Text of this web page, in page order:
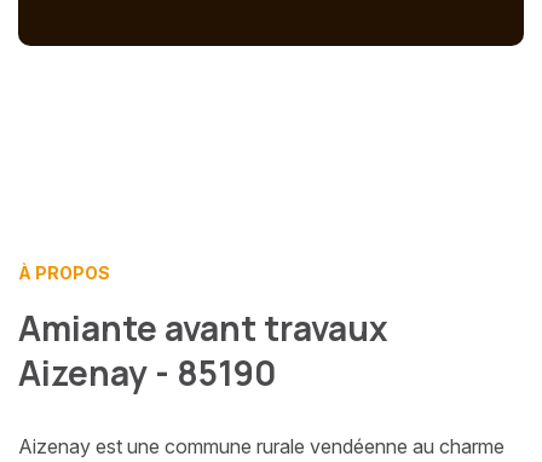
À PROPOS
Amiante avant travaux
Aizenay - 85190
Aizenay est une commune rurale vendéenne au charme